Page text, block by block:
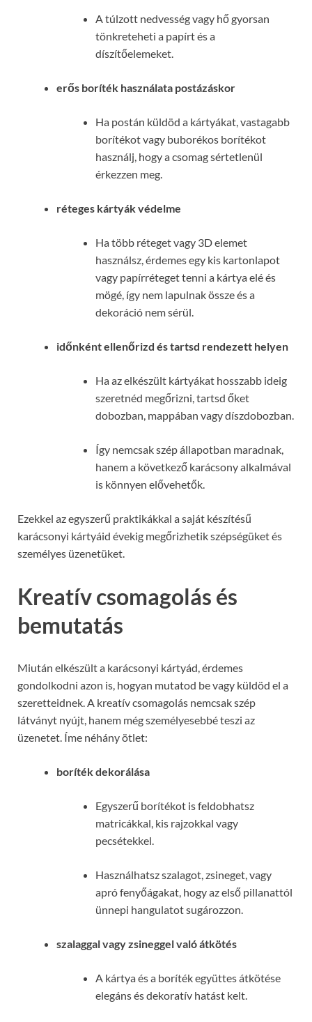
A túlzott nedvesség vagy hő gyorsan
tönkreteheti a papírt és a
díszítőelemeket.
erős boríték használata postázáskor
Ha postán küldöd a kártyákat, vastagabb
borítékot vagy buborékos borítékot
használj, hogy a csomag sértetlenül
érkezzen meg.
réteges kártyák védelme
Ha több réteget vagy 3D elemet
használsz, érdemes egy kis kartonlapot
vagy papírréteget tenni a kártya elé és
mögé, így nem lapulnak össze és a
dekoráció nem sérül.
időnként ellenőrizd és tartsd rendezett helyen
Ha az elkészült kártyákat hosszabb ideig
szeretnéd megőrizni, tartsd őket
dobozban, mappában vagy díszdobozban.
Így nemcsak szép állapotban maradnak,
hanem a következő karácsony alkalmával
is könnyen elővehetők.
Ezekkel az egyszerű praktikákkal a saját készítésű
karácsonyi kártyáid évekig megőrizhetik szépségüket és
személyes üzenetüket.
Kreatív csomagolás és
bemutatás
Miután elkészült a karácsonyi kártyád, érdemes
gondolkodni azon is, hogyan mutatod be vagy küldöd el a
szeretteidnek. A kreatív csomagolás nemcsak szép
látványt nyújt, hanem még személyesebbé teszi az
üzenetet. Íme néhány ötlet:
boríték dekorálása
Egyszerű borítékot is feldobhatsz
matricákkal, kis rajzokkal vagy
pecsétekkel.
Használhatsz szalagot, zsineget, vagy
apró fenyőágakat, hogy az első pillanattól
ünnepi hangulatot sugározzon.
szalaggal vagy zsineggel való átkötés
A kártya és a boríték együttes átkötése
elegáns és dekoratív hatást kelt.